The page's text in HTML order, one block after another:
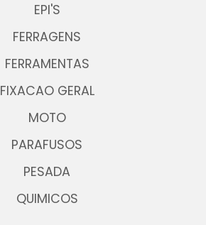
EPI'S
FERRAGENS
FERRAMENTAS
FIXACAO GERAL
MOTO
PARAFUSOS
PESADA
QUIMICOS